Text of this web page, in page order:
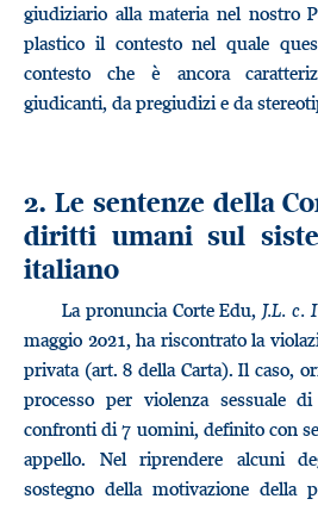
giudiziario alla materia nel nostro
plastico il contesto nel quale
contesto che è ancora
giudicanti, da pregiudizi e da
2. Le sentenze della
diritti umani sul
italiano
La pronuncia Corte Edu, J.L. c.
maggio 2021, ha riscontrato la
privata (art. 8 della Carta). Il caso,
processo per violenza sessuale
confronti di 7 uomini, definito con
appello. Nel riprendere alcuni
sostegno della motivazione della